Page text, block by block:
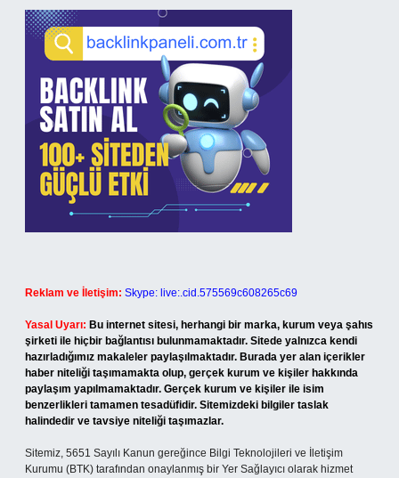
Reklam ve İletişim: Skype: live:.cid.575569c608265c69
Yasal Uyarı: Bu internet sitesi, herhangi bir marka, kurum veya şahıs
şirketi ile hiçbir bağlantısı bulunmamaktadır. Sitede yalnızca kendi
hazırladığımız makaleler paylaşılmaktadır. Burada yer alan içerikler
haber niteliği taşımamakta olup, gerçek kurum ve kişiler hakkında
paylaşım yapılmamaktadır. Gerçek kurum ve kişiler ile isim
benzerlikleri tamamen tesadüfidir. Sitemizdeki bilgiler taslak
halindedir ve tavsiye niteliği taşımazlar.
Sitemiz, 5651 Sayılı Kanun gereğince Bilgi Teknolojileri ve İletişim
Kurumu (BTK) tarafından onaylanmış bir Yer Sağlayıcı olarak hizmet